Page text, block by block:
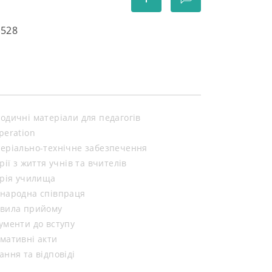
матеріали для педагогів
технічне забезпечення
з життя учнів та вчителів
училища
співпраця
прийому
до вступу
акти
та відповіді